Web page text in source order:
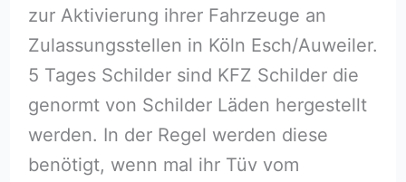
zur Aktivierung ihrer Fahrzeuge an
Zulassungsstellen in Köln Esch/Auweiler.
5 Tages Schilder sind KFZ Schilder die
genormt von Schilder Läden hergestellt
werden. In der Regel werden diese
benötigt, wenn mal ihr Tüv vom